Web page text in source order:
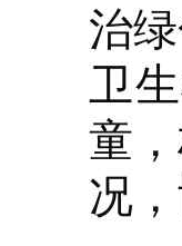
治
卫
童
况